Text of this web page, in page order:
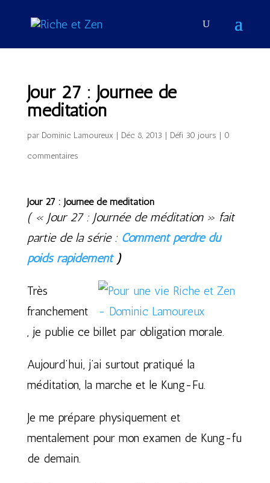
Jour 27 : Journée de
méditation
par Dominic Lamoureux | Déc 8, 2013 | Défi 30 jours | 0
commentaires
Jour 27 : Journée de méditation
( « Jour 27 : Journée de méditation » fait
partie de la série : Comment perdre du
poids rapidement)
Très
franchement
, je publie ce billet par obligation morale.
Aujourd’hui, j’ai surtout pratiqué la
méditation, la marche et le Kung-Fu.
Je me prépare physiquement et
mentalement pour mon examen de Kung-fu
de demain.